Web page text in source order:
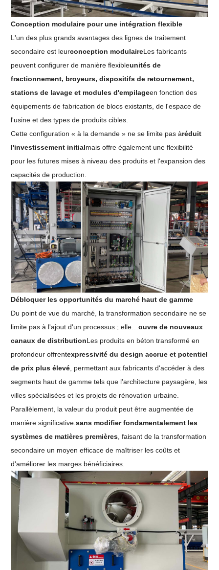
Conception modulaire pour une intégration flexible
L'un des plus grands avantages des lignes de traitement
secondaire est leurconception modulaireLes fabricants
peuvent configurer de manière flexibleunités de
fractionnement, broyeurs, dispositifs de retournement,
stations de lavage et modules d'empilageen fonction des
équipements de fabrication de blocs existants, de l'espace de
l'usine et des types de produits cibles.
Cette configuration « à la demande » ne se limite pas àréduit
l'investissement initialmais offre également une flexibilité
pour les futures mises à niveau des produits et l'expansion des
capacités de production.
Débloquer les opportunités du marché haut de gamme
Du point de vue du marché, la transformation secondaire ne se
limite pas à l'ajout d'un processus ; elle…ouvre de nouveaux
canaux de distributionLes produits en béton transformé en
profondeur offrentexpressivité du design accrue et potentiel
de prix plus élevé , permettant aux fabricants d'accéder à des
segments haut de gamme tels que l'architecture paysagère, les
villes spécialisées et les projets de rénovation urbaine.
Parallèlement, la valeur du produit peut être augmentée de
manière significative.sans modifier fondamentalement les
systèmes de matières premières , faisant de la transformation
secondaire un moyen efficace de maîtriser les coûts et
d'améliorer les marges bénéficiaires.